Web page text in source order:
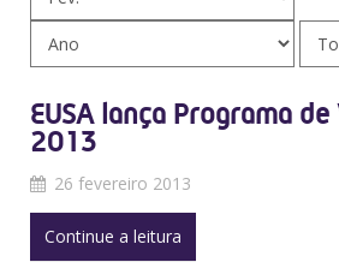
EUSA lança Programa
2013
26 fevereiro 2013
Continue a leitura